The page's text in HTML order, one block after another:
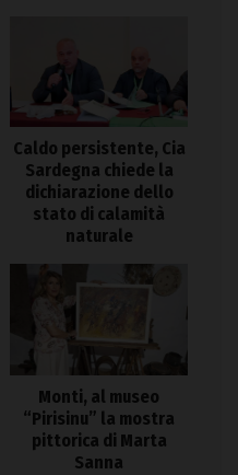
Caldo persistente, Cia
Sardegna chiede la
dichiarazione dello
stato di calamità
naturale
Monti, al museo
“Pirisinu” la mostra
pittorica di Marta
Sanna